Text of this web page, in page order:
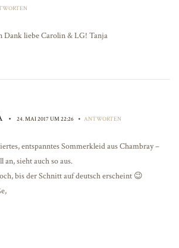
Dank liebe Carolin & LG! Tanja
• 24. MAI 2017 UM 22:26 • ANTWORTEN
entspanntes Sommerkleid aus Chambray –
an, sieht auch so aus.
bis der Schnitt auf deutsch erscheint 😉